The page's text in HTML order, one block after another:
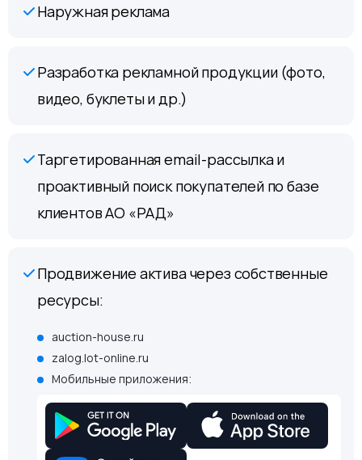
Наружная реклама
Разработка рекламной продукции (фото,
видео, буклеты и др.)
Таргетированная email-рассылка и
проактивный поиск покупателей по базе
клиентов АО «РАД»
Продвижение актива через собственные
ресурсы:
auction-house.ru
zalog.lot-online.ru
Мобильные приложения: